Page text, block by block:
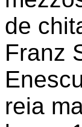
de
Franz
reia